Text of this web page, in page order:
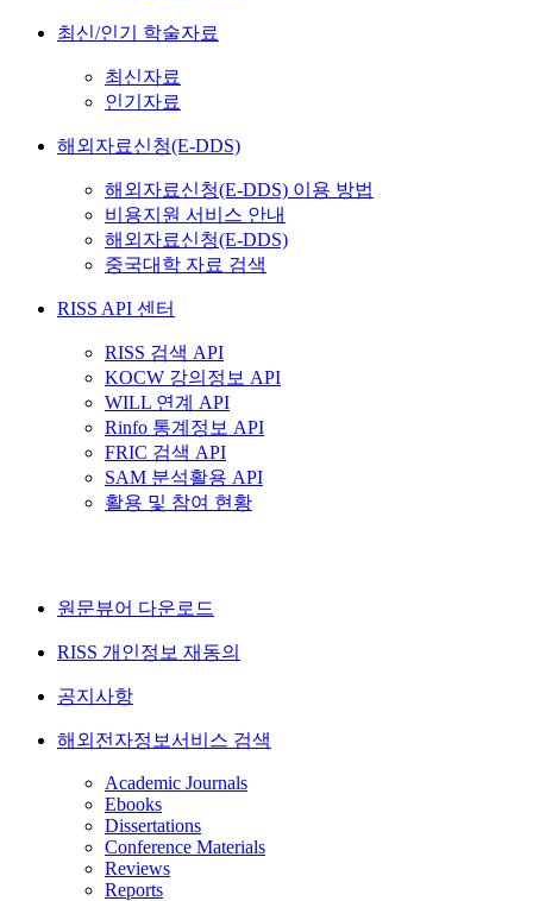
최신/인기 학술자료
최신자료
인기자료
해외자료신청(E-DDS)
해외자료신청(E-DDS) 이용 방법
비용지원 서비스 안내
해외자료신청(E-DDS)
중국대학 자료 검색
RISS API 센터
RISS 검색 API
KOCW 강의정보 API
WILL 연계 API
Rinfo 통계정보 API
FRIC 검색 API
SAM 분석활용 API
활용 및 참여 현황
원문뷰어 다운로드
RISS 개인정보 재동의
공지사항
해외전자정보서비스 검색
Academic Journals
Ebooks
Dissertations
Conference Materials
Reviews
Reports